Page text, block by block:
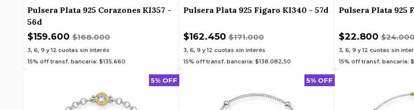
Pulsera Plata 925 Corazones Kl357 -
56d
$159.600 $168.000
3, 6, 9 y 12 cuotas sin interés
15% off transf. bancaria: $135.660
Pulsera Plata 925 Figaro Kl340 - 57d
$162.450$171.000
3, 6, 9 y 12 cuotas sin interés
15% off transf. bancaria: $138.082,50
Pulsera Plata 925
$22.800
3, 6, 9 y 12 cuotas sin
15% off transf. bancaria:
5% OFF 5% OFF